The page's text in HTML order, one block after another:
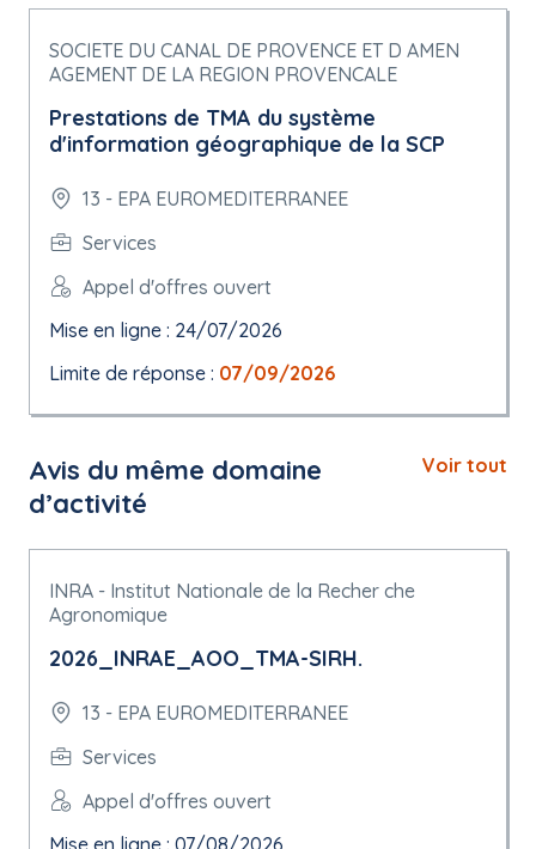
SOCIETE DU CANAL DE PROVENCE ET D AMEN
AGEMENT DE LA REGION PROVENCALE
Prestations de TMA du système
d'information géographique de la SCP
13 - EPA EUROMEDITERRANEE
Services
Appel d'offres ouvert
Mise en ligne : 24/07/2026
Limite de réponse : 07/09/2026
Avis du même domaine
d’activité
Voir tout
INRA - Institut Nationale de la Recher che
Agronomique
2026_INRAE_AOO_TMA-SIRH.
13 - EPA EUROMEDITERRANEE
Services
Appel d'offres ouvert
Mise en ligne : 07/08/2026